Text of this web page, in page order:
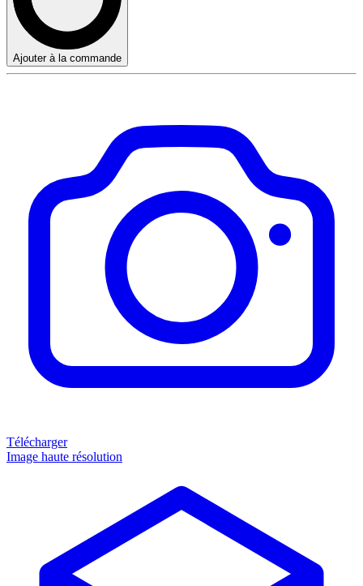
Ajouter à la commande
Télécharger
Image haute résolution